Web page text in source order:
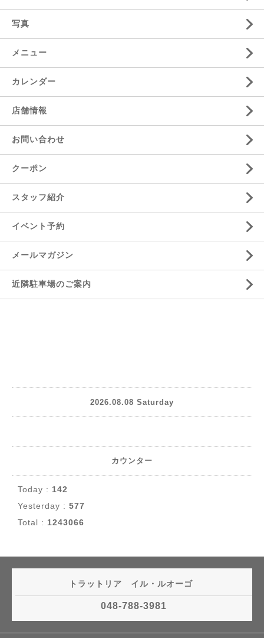
写真
メニュー
カレンダー
店舗情報
お問い合わせ
クーポン
スタッフ紹介
イベント予約
メールマガジン
近隣駐車場のご案内
2026.08.08 Saturday
カウンター
Today : 142
Yesterday : 577
Total : 1243066
トラットリア イル・ルオーゴ
048-788-3981